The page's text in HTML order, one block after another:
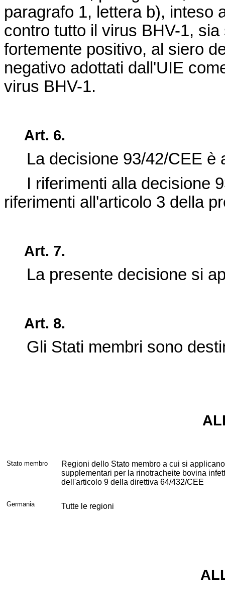
paragrafo 1, lettera b), inteso
contro tutto il virus BHV-1,
fortemente positivo, al siero
negativo adottati dall'UIE
virus BHV-1.
Art. 6.
La decisione 93/42/CEE è
I riferimenti alla decisione
riferimenti all'articolo 3 della
Art. 7.
La presente decisione si
Art. 8.
Gli Stati membri sono
Stato membro
Regioni dello Stato membro a cui si
supplementari per la rinotracheite bovina
dell'articolo 9 della direttiva 64/432/CEE
Germania Tutte le regioni